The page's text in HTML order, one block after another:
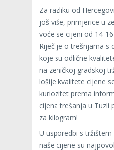
Za razliku od
još više, primjerice u
voće se cijeni od 14-
Riječ je o trešnjama s
koje su odlične
na zeničkoj gradskoj
lošije kvalitete cijene
kuriozitet prema
cijena trešanja u Tuzli
za kilogram!
U usporedbi s tržištem
naše cijene su